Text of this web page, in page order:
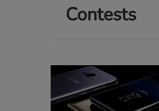
Contests